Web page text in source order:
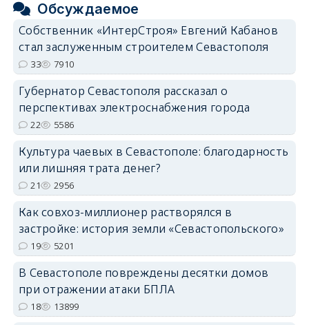
Обсуждаемое
Собственник «ИнтерСтроя» Евгений Кабанов
стал заслуженным строителем Севастополя
33 7910
Губернатор Севастополя рассказал о
перспективах электроснабжения города
22 5586
Культура чаевых в Севастополе: благодарность
или лишняя трата денег?
21 2956
Как совхоз-миллионер растворялся в
застройке: история земли «Севастопольского»
19 5201
В Севастополе повреждены десятки домов
при отражении атаки БПЛА
18 13899